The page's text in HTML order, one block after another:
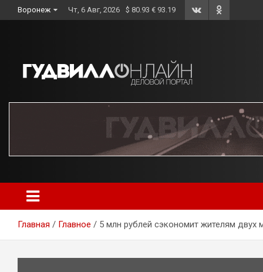
to
Воронеж Чт, 6 Авг, 2026 $ 80.93 € 93.19
Главная Главное 5 млн рублей сэкономит жителям